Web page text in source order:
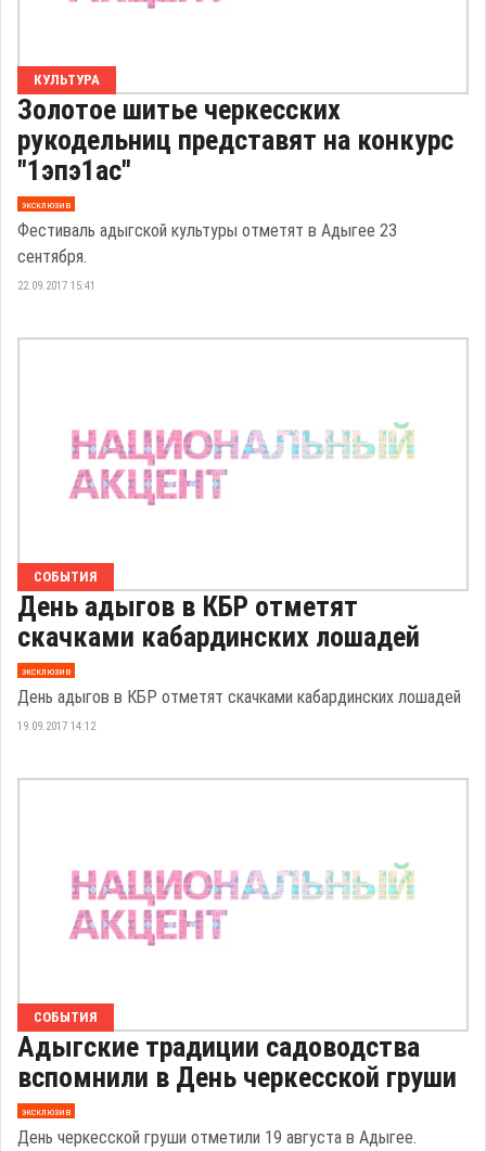
КУЛЬТУРА
Золотое шитье черкесских
рукодельниц представят на конкурс
"1эпэ1ас"
эксклюзив
Фестиваль адыгской культуры отметят в Адыгее 23
сентября.
22.09.2017 15:41
СОБЫТИЯ
День адыгов в КБР отметят
скачками кабардинских лошадей
эксклюзив
День адыгов в КБР отметят скачками кабардинских лошадей
19.09.2017 14:12
СОБЫТИЯ
Адыгские традиции садоводства
вспомнили в День черкесской груши
эксклюзив
День черкесской груши отметили 19 августа в Адыгее.